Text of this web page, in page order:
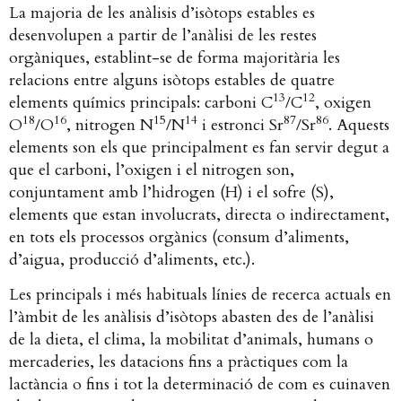
La majoria de les anàlisis d’isòtops estables es
desenvolupen a partir de l’anàlisi de les restes
orgàniques, establint-se de forma majoritària les
relacions entre alguns isòtops estables de quatre
elements químics principals: carboni C13/C12, oxigen
O18/O16, nitrogen N15/N14 i estronci Sr87/Sr86. Aquests
elements son els que principalment es fan servir degut a
que el carboni, l’oxigen i el nitrogen son,
conjuntament amb l’hidrogen (H) i el sofre (S),
elements que estan involucrats, directa o indirectament,
en tots els processos orgànics (consum d’aliments,
d’aigua, producció d’aliments, etc.).
Les principals i més habituals línies de recerca actuals en
l’àmbit de les anàlisis d’isòtops abasten des de l’anàlisi
de la dieta, el clima, la mobilitat d’animals, humans o
mercaderies, les datacions fins a pràctiques com la
lactància o fins i tot la determinació de com es cuinaven